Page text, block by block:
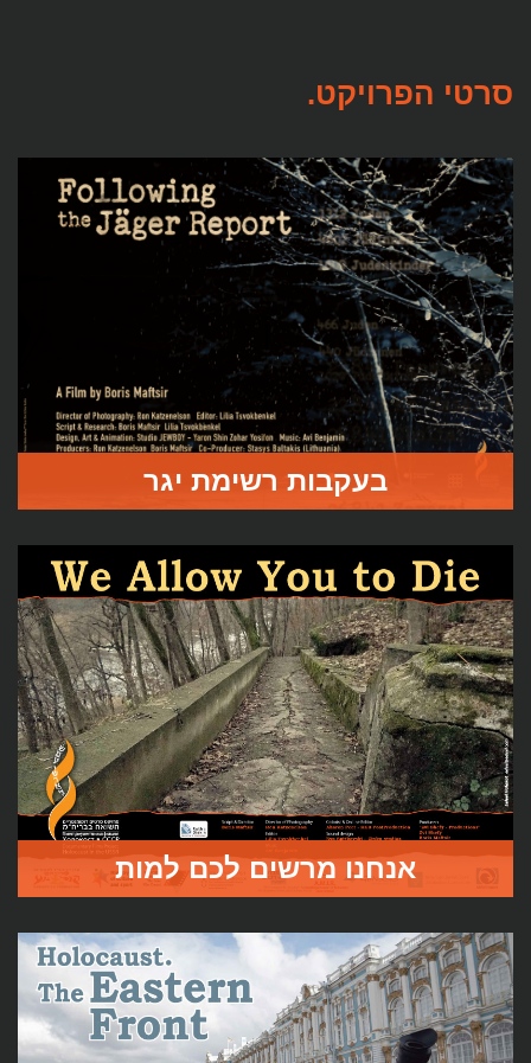
סרטי הפרויקט.
בעקבות רשימת יגר
שבהן רק יהודי אחד מתוך מאה שרד.
לעמוד הסרט
אנחנו מרשים לכם למות
בטרנסניסטריה . הסרט כולל שני סיפורים:
נפילת אודסה ואנחנו מרשים לכם למות – סיפר מחנה הרעבה
למוות: פצ’ורה.
לעמוד הסרט